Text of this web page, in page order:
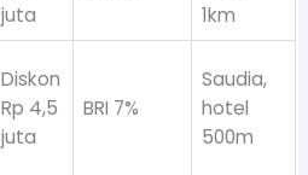
juta
1km
Diskon
Rp 4,5
juta
BRI 7%
Saudia,
hotel
500m